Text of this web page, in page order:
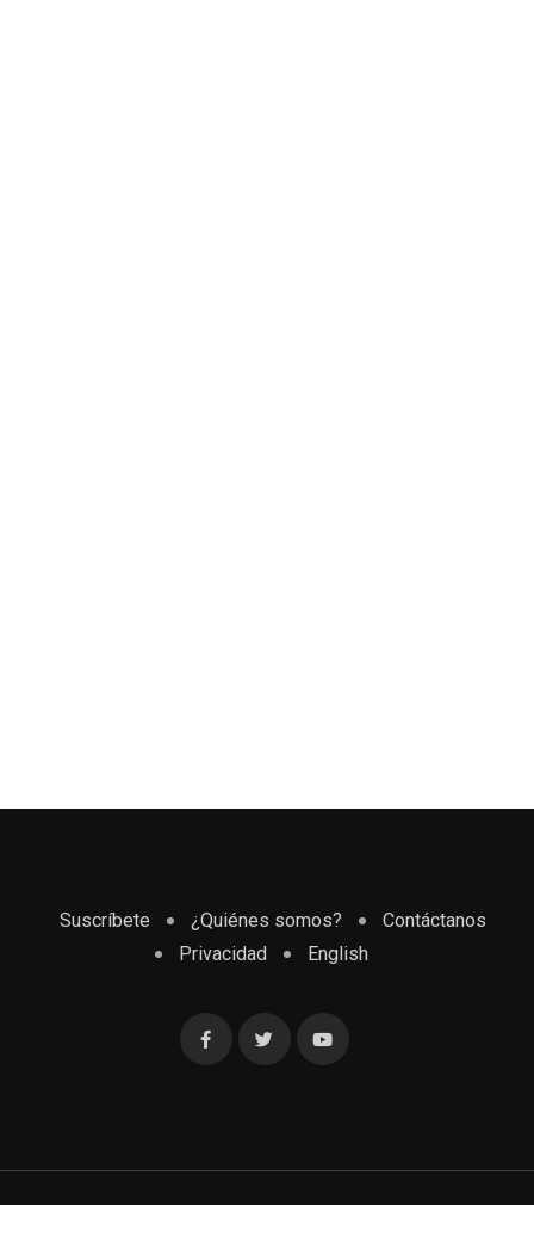
Suscríbete ¿Quiénes somos?
Contáctanos
Privacidad
English